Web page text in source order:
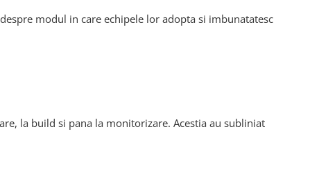
modul in care echipele lor adopta si imbunatatesc
la build si pana la monitorizare. Acestia au subliniat